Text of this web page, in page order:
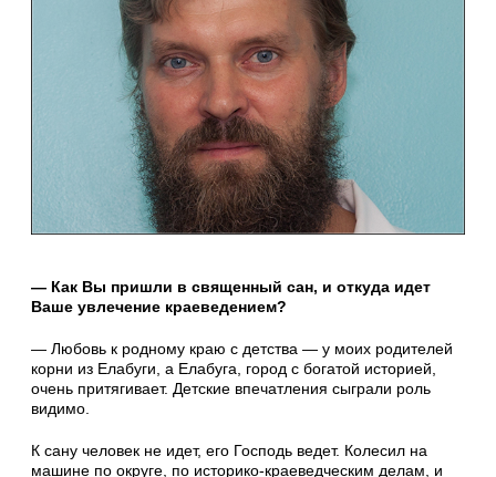
— Как Вы пришли в священный сан, и откуда идет
Ваше увлечение краеведением?
— Любовь к родному краю с детства — у моих родителей
корни из Елабуги, а Елабуга, город с богатой историей,
очень притягивает. Детские впечатления сыграли роль
видимо.
К сану человек не идет, его Господь ведет. Колесил на
машине по округе, по историко-краеведческим делам, и